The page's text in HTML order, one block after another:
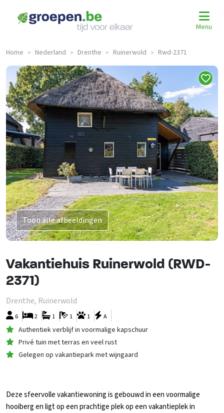
Menu
Home > Nederland > Drenthe > Ruinerwold > Rwd-2371
Toon alle afbeeldingen
Vakantiehuis Ruinerwold (RWD-
2371)
Drenthe, Ruinerwold
6 1
1
1 A
2
Authentiek verblijf in voormalige kapschuur
Privé tuin met terras en veel rust
Gelegen op vakantiepark met wijngaard
Deze sfeervolle vakantiewoning is gebouwd in een voormalige
hooiberg en ligt op een prachtige plek op een vakantieplek in